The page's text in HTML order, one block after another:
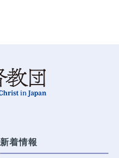
新着情報